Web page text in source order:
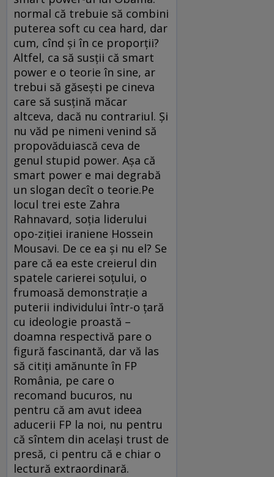
normal că trebuie să combini
puterea soft cu cea hard, dar
cum, cînd şi în ce proporţii?
Altfel, ca să susţii că smart
power e o teorie în sine, ar
trebui să găseşti pe cineva
care să susţină măcar
altceva, dacă nu contrariul. Şi
nu văd pe nimeni venind să
propovăduiască ceva de
genul stupid power. Aşa că
smart power e mai degrabă
un slogan decît o teorie.Pe
locul trei este Zahra
Rahnavard, soţia liderului
opo-ziţiei iraniene Hossein
Mousavi. De ce ea şi nu el? Se
pare că ea este creierul din
spatele carierei soţului, o
frumoasă demonstraţie a
puterii individului într-o ţară
cu ideologie proastă –
doamna respectivă pare o
figură fascinantă, dar vă las
să citiţi amănunte în FP
România, pe care o
recomand bucuros, nu
pentru că am avut ideea
aducerii FP la noi, nu pentru
că sîntem din acelaşi trust de
presă, ci pentru că e chiar o
lectură extraordinară.